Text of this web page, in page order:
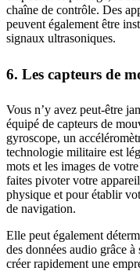
chaîne de contrôle. Des
peuvent également être
signaux ultrasoniques.
6. Les capteurs de
Vous n’y avez peut-être
équipé de capteurs de
gyroscope, un
technologie militaire est
mots et les images de
faites pivoter votre
physique et pour établir
de navigation.
Elle peut également
des données audio grâce
créer rapidement une